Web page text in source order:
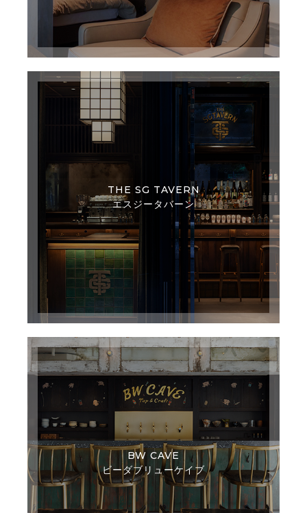
THE SG TAVERN
エスジータバーン
BW CAVE
ビーダブリューケイブ